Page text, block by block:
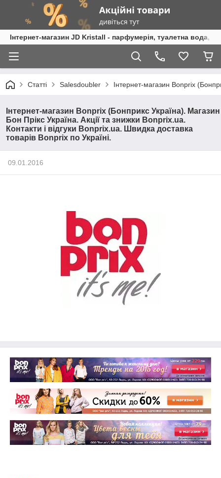
Інтернет-магазин JD Kristall - парфумерія, туалетна вода,
Статті Salesdoubler Інтернет-магазин Bonprix
Інтернет-магазин Bonprix (Бонприкс Україна). Магазин
Бон Прікс Україна. Акції та знижки Bonprix.ua.
Контакти і відгуки Bonprix.ua. Швидка доставка
товарів Bonprix по Україні.
09.01.2016